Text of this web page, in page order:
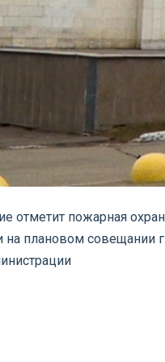
отметит пожарная
на плановом совещании